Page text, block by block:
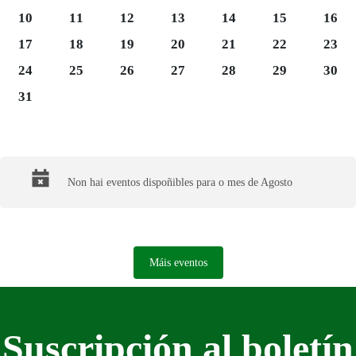
Luns 10
10 Martes 11
11 Mércores 12
12 Xoves 13
13 Venres 14
14 Sábado 15
15
16
Luns 17
17 Martes 18
18 Mércores 19
19 Xoves 20
20 Venres 21
21 Sábado 22
22
23
Luns 24
24 Martes 25
25 Mércores 26
26 Xoves 27
27 Venres 28
28 Sábado 29
29
30
Luns 31
31
Non hai eventos dispoñibles para o mes de Agosto
Máis eventos
Suscripción al boletín